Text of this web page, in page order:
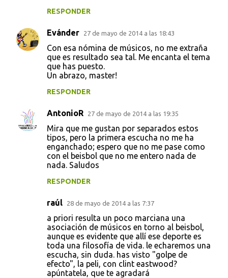
RESPONDER
Evánder 27 de mayo de 2014 a las 18:43
Con esa nómina de músicos, no me extraña
que es resultado sea tal. Me encanta el tema
que has puesto.
Un abrazo, master!
RESPONDER
AntonioR 27 de mayo de 2014 a las 19:35
Mira que me gustan por separados estos
tipos, pero la primera escucha no me ha
enganchado; espero que no me pase como
con el beisbol que no me entero nada de
nada. Saludos
RESPONDER
raúl 28 de mayo de 2014 a las 7:37
a priori resulta un poco marciana una
asociación de músicos en torno al beisbol,
aunque es evidente que allí ese deporte es
toda una filosofía de vida. le echaremos una
escucha, sin duda. has visto "golpe de
efecto", la peli, con clint eastwood?
apúntatela, que te agradará